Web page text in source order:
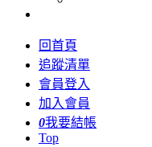
回首頁
追蹤清單
會員登入
加入會員
0我要結帳
Top